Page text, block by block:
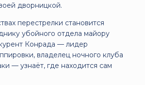
дворницкой.
перестрелки становится
убойного отдела майору
Конрада — лидер
владелец ночного клуба
— узнаёт, где находится сам